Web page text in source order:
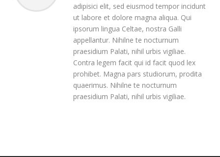
adipisici elit, sed eiusmod tempor incidunt
ut labore et dolore magna aliqua. Qui
ipsorum lingua Celtae, nostra Galli
appellantur. Nihilne te nocturnum
praesidium Palati, nihil urbis vigiliae.
Contra legem facit qui id facit quod lex
prohibet. Magna pars studiorum, prodita
quaerimus. Nihilne te nocturnum
praesidium Palati, nihil urbis vigiliae.